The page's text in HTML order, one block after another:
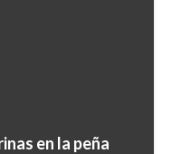
en la peña